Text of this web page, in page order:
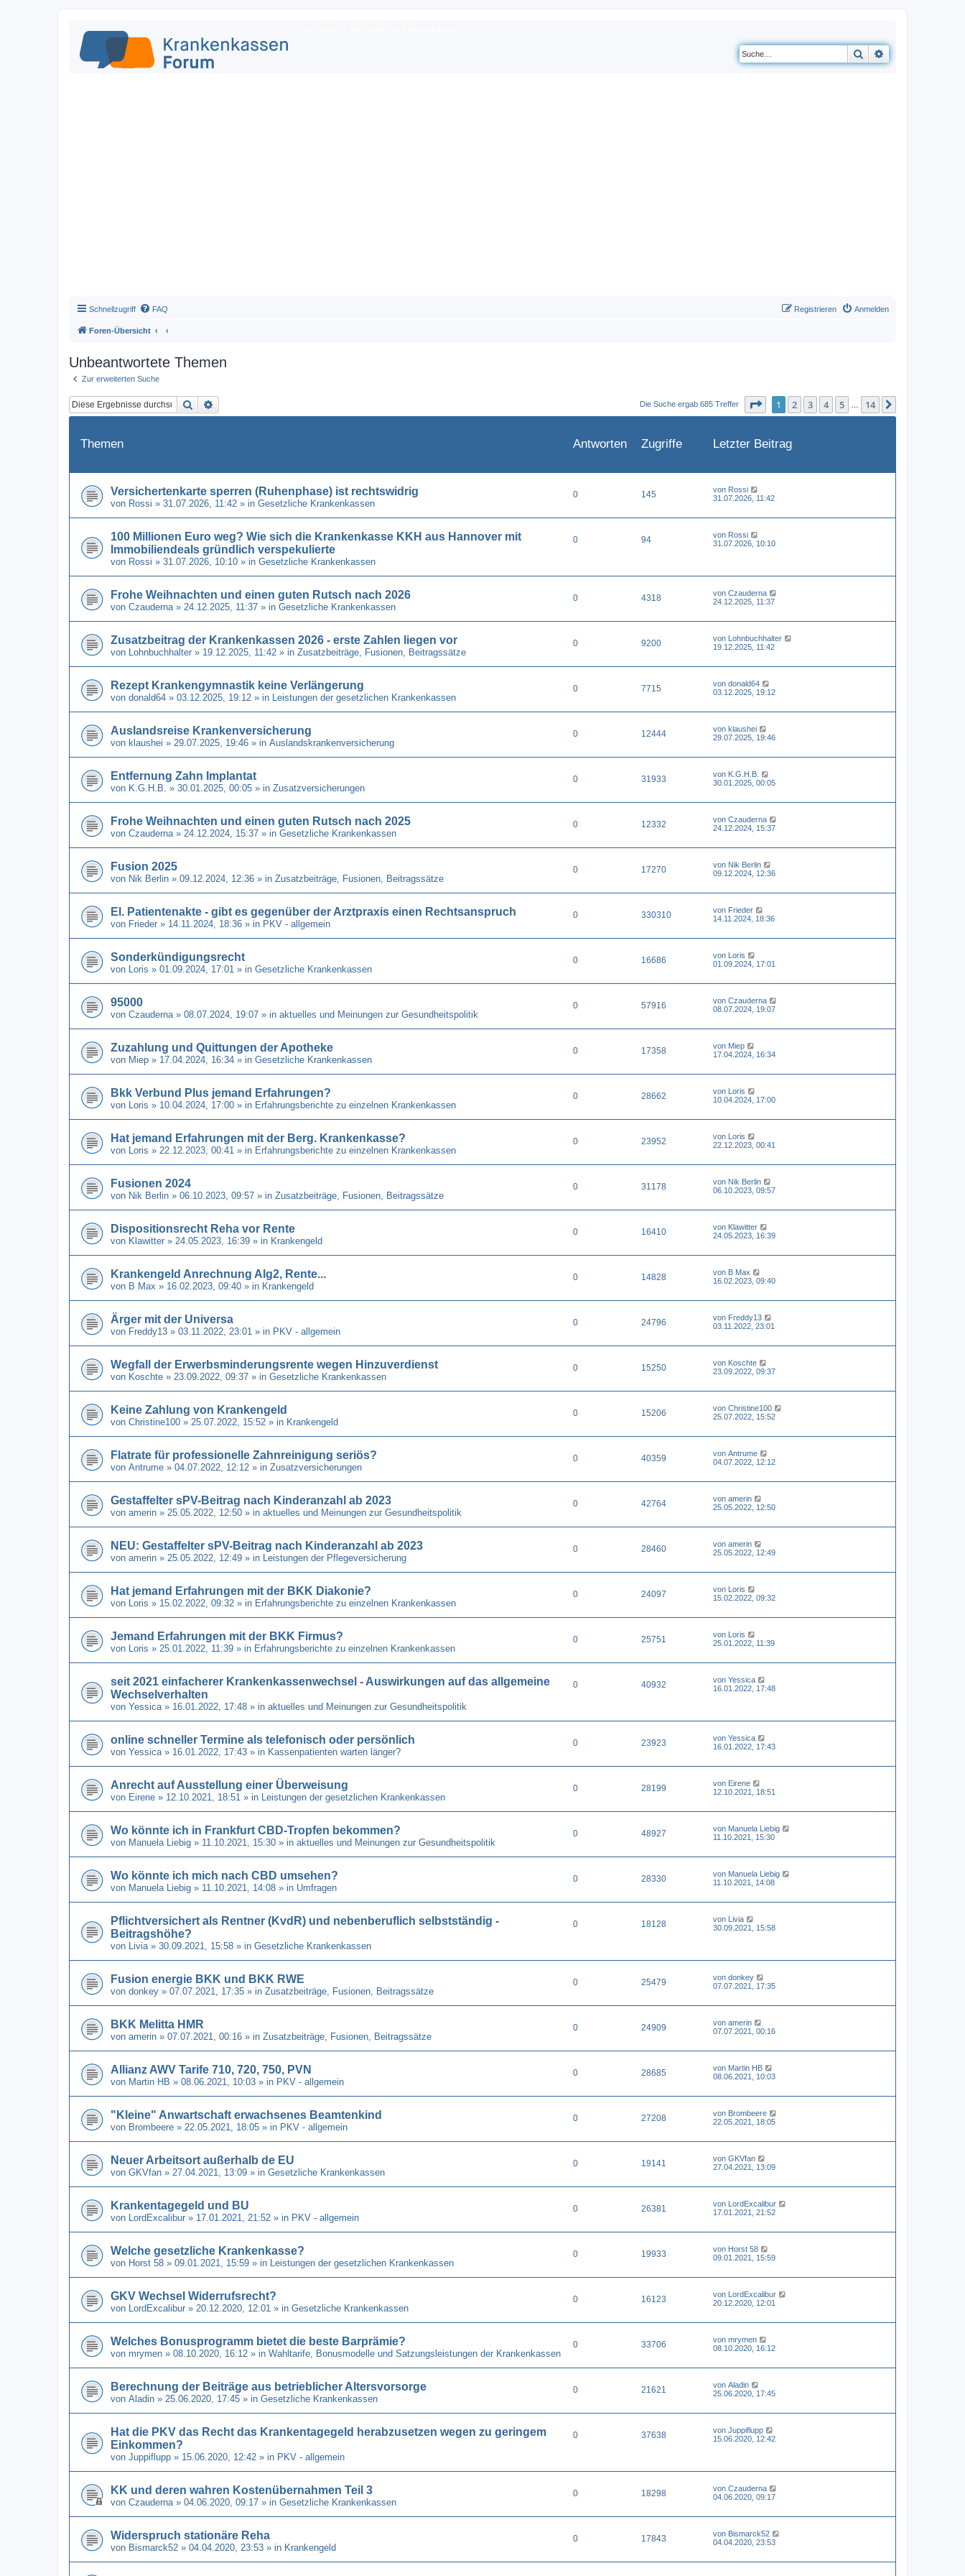
Suche
Schnellzugriff FAQ Anmelden
Registrieren
Foren-Übersicht
Unbeantwortete Themen
Zur erweiterten Suche
Suche Die Suche ergab 685 Treffer Seite von14
1 2 3 4 5 14
Themen Antworten Zugriffe Letzter Beitrag
Versichertenkarte sperren (Ruhenphase) ist rechtswidrig
von Rossi » 31.07.2026, 11:42 » in Gesetzliche Krankenkassen
0 145 von Rossi
31.07.2026, 11:42
100 Millionen Euro weg? Wie sich die Krankenkasse KKH aus Hannover mit
Immobiliendeals gründlich verspekulierte
von Rossi » 31.07.2026, 10:10 » in Gesetzliche Krankenkassen
0 94 von Rossi
31.07.2026, 10:10
Frohe Weihnachten und einen guten Rutsch nach 2026
von Czauderna » 24.12.2025, 11:37 » in Gesetzliche Krankenkassen
0 4318 von Czauderna
24.12.2025, 11:37
Zusatzbeitrag der Krankenkassen 2026 - erste Zahlen liegen vor
von Lohnbuchhalter » 19.12.2025, 11:42 » in Zusatzbeiträge, Fusionen, Beitragssätze
0 9200 von Lohnbuchhalter
19.12.2025, 11:42
Rezept Krankengymnastik keine Verlängerung
von donald64 » 03.12.2025, 19:12 » in Leistungen der gesetzlichen Krankenkassen
0 7715 von donald64
03.12.2025, 19:12
Auslandsreise Krankenversicherung
von klaushei » 29.07.2025, 19:46 » in Auslandskrankenversicherung
0 12444 von klaushei
29.07.2025, 19:46
Entfernung Zahn Implantat
von K.G.H.B. » 30.01.2025, 00:05 » in Zusatzversicherungen
0 31933 von K.G.H.B.
30.01.2025, 00:05
Frohe Weihnachten und einen guten Rutsch nach 2025
von Czauderna » 24.12.2024, 15:37 » in Gesetzliche Krankenkassen
0 12332 von Czauderna
24.12.2024, 15:37
Fusion 2025
von Nik Berlin » 09.12.2024, 12:36 » in Zusatzbeiträge, Fusionen, Beitragssätze
0 17270 von Nik Berlin
09.12.2024, 12:36
El. Patientenakte - gibt es gegenüber der Arztpraxis einen Rechtsanspruch
von Frieder » 14.11.2024, 18:36 » in PKV - allgemein
0 330310 von Frieder
14.11.2024, 18:36
Sonderkündigungsrecht
von Loris » 01.09.2024, 17:01 » in Gesetzliche Krankenkassen
0 16686 von Loris
01.09.2024, 17:01
95000
von Czauderna » 08.07.2024, 19:07 » in aktuelles und Meinungen zur Gesundheitspolitik
0 57916 von Czauderna
08.07.2024, 19:07
Zuzahlung und Quittungen der Apotheke
von Miep » 17.04.2024, 16:34 » in Gesetzliche Krankenkassen
0 17358 von Miep
17.04.2024, 16:34
Bkk Verbund Plus jemand Erfahrungen?
von Loris » 10.04.2024, 17:00 » in Erfahrungsberichte zu einzelnen Krankenkassen
0 28662 von Loris
10.04.2024, 17:00
Hat jemand Erfahrungen mit der Berg. Krankenkasse?
von Loris » 22.12.2023, 00:41 » in Erfahrungsberichte zu einzelnen Krankenkassen
0 23952 von Loris
22.12.2023, 00:41
Fusionen 2024
von Nik Berlin » 06.10.2023, 09:57 » in Zusatzbeiträge, Fusionen, Beitragssätze
0 31178 von Nik Berlin
06.10.2023, 09:57
Dispositionsrecht Reha vor Rente
von Klawitter » 24.05.2023, 16:39 » in Krankengeld
0 16410 von Klawitter
24.05.2023, 16:39
Krankengeld Anrechnung Alg2, Rente...
von B Max » 16.02.2023, 09:40 » in Krankengeld
0 14828 von B Max
16.02.2023, 09:40
Ärger mit der Universa
von Freddy13 » 03.11.2022, 23:01 » in PKV - allgemein
0 24796 von Freddy13
03.11.2022, 23:01
Wegfall der Erwerbsminderungsrente wegen Hinzuverdienst
von Koschte » 23.09.2022, 09:37 » in Gesetzliche Krankenkassen
0 15250 von Koschte
23.09.2022, 09:37
Keine Zahlung von Krankengeld
von Christine100 » 25.07.2022, 15:52 » in Krankengeld
0 15206 von Christine100
25.07.2022, 15:52
Flatrate für professionelle Zahnreinigung seriös?
von Antrume » 04.07.2022, 12:12 » in Zusatzversicherungen
0 40359 von Antrume
04.07.2022, 12:12
Gestaffelter sPV-Beitrag nach Kinderanzahl ab 2023
von amerin » 25.05.2022, 12:50 » in aktuelles und Meinungen zur Gesundheitspolitik
0 42764 von amerin
25.05.2022, 12:50
NEU: Gestaffelter sPV-Beitrag nach Kinderanzahl ab 2023
von amerin » 25.05.2022, 12:49 » in Leistungen der Pflegeversicherung
0 28460 von amerin
25.05.2022, 12:49
Hat jemand Erfahrungen mit der BKK Diakonie?
von Loris » 15.02.2022, 09:32 » in Erfahrungsberichte zu einzelnen Krankenkassen
0 24097 von Loris
15.02.2022, 09:32
Jemand Erfahrungen mit der BKK Firmus?
von Loris » 25.01.2022, 11:39 » in Erfahrungsberichte zu einzelnen Krankenkassen
0 25751 von Loris
25.01.2022, 11:39
seit 2021 einfacherer Krankenkassenwechsel - Auswirkungen auf das allgemeine
Wechselverhalten
von Yessica » 16.01.2022, 17:48 » in aktuelles und Meinungen zur Gesundheitspolitik
0 40932 von Yessica
16.01.2022, 17:48
online schneller Termine als telefonisch oder persönlich
von Yessica » 16.01.2022, 17:43 » in Kassenpatienten warten länger?
0 23923 von Yessica
16.01.2022, 17:43
Anrecht auf Ausstellung einer Überweisung
von Eirene » 12.10.2021, 18:51 » in Leistungen der gesetzlichen Krankenkassen
0 28199 von Eirene
12.10.2021, 18:51
Wo könnte ich in Frankfurt CBD-Tropfen bekommen?
von Manuela Liebig » 11.10.2021, 15:30 » in aktuelles und Meinungen zur Gesundheitspolitik
0 48927 von Manuela Liebig
11.10.2021, 15:30
Wo könnte ich mich nach CBD umsehen?
von Manuela Liebig » 11.10.2021, 14:08 » in Umfragen
0 28330 von Manuela Liebig
11.10.2021, 14:08
Pflichtversichert als Rentner (KvdR) und nebenberuflich selbstständig -
Beitragshöhe?
von Livia » 30.09.2021, 15:58 » in Gesetzliche Krankenkassen
0 18128 von Livia
30.09.2021, 15:58
Fusion energie BKK und BKK RWE
von donkey » 07.07.2021, 17:35 » in Zusatzbeiträge, Fusionen, Beitragssätze
0 25479 von donkey
07.07.2021, 17:35
BKK Melitta HMR
von amerin » 07.07.2021, 00:16 » in Zusatzbeiträge, Fusionen, Beitragssätze
0 24909 von amerin
07.07.2021, 00:16
Allianz AWV Tarife 710, 720, 750, PVN
von Martin HB » 08.06.2021, 10:03 » in PKV - allgemein
0 28685 von Martin HB
08.06.2021, 10:03
"Kleine" Anwartschaft erwachsenes Beamtenkind
von Brombeere » 22.05.2021, 18:05 » in PKV - allgemein
0 27208 von Brombeere
22.05.2021, 18:05
Neuer Arbeitsort außerhalb de EU
von GKVfan » 27.04.2021, 13:09 » in Gesetzliche Krankenkassen
0 19141 von GKVfan
27.04.2021, 13:09
Krankentagegeld und BU
von LordExcalibur » 17.01.2021, 21:52 » in PKV - allgemein
0 26381 von LordExcalibur
17.01.2021, 21:52
Welche gesetzliche Krankenkasse?
von Horst 58 » 09.01.2021, 15:59 » in Leistungen der gesetzlichen Krankenkassen
0 19933 von Horst 58
09.01.2021, 15:59
GKV Wechsel Widerrufsrecht?
von LordExcalibur » 20.12.2020, 12:01 » in Gesetzliche Krankenkassen
0 16123 von LordExcalibur
20.12.2020, 12:01
Welches Bonusprogramm bietet die beste Barprämie?
von mrymen » 08.10.2020, 16:12 » in Wahltarife, Bonusmodelle und Satzungsleistungen der Krankenkassen
0 33706 von mrymen
08.10.2020, 16:12
Berechnung der Beiträge aus betrieblicher Altersvorsorge
von Aladin » 25.06.2020, 17:45 » in Gesetzliche Krankenkassen
0 21621 von Aladin
25.06.2020, 17:45
Hat die PKV das Recht das Krankentagegeld herabzusetzen wegen zu geringem
Einkommen?
von Juppiflupp » 15.06.2020, 12:42 » in PKV - allgemein
0 37638 von Juppiflupp
15.06.2020, 12:42
KK und deren wahren Kostenübernahmen Teil 3
von Czauderna » 04.06.2020, 09:17 » in Gesetzliche Krankenkassen
0 18298 von Czauderna
04.06.2020, 09:17
Widerspruch stationäre Reha
von Bismarck52 » 04.04.2020, 23:53 » in Krankengeld
0 17843 von Bismarck52
04.04.2020, 23:53